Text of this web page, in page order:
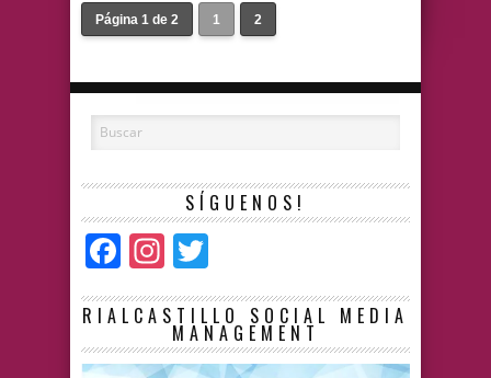
Página 1 de 2 1 2
SÍGUENOS!
Facebook
Instagram
RIALCASTILLO SOCIAL MEDIA
MANAGEMENT